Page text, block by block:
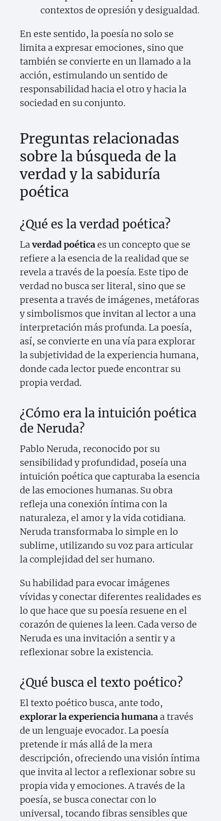
contextos de opresión y desigualdad.
En este sentido, la poesía no solo se
limita a expresar emociones, sino que
también se convierte en un llamado a la
acción, estimulando un sentido de
responsabilidad hacia el otro y hacia la
sociedad en su conjunto.
Preguntas relacionadas
sobre la búsqueda de la
verdad y la sabiduría
poética
¿Qué es la verdad poética?
Laverdad poéticaes un concepto que se
refiere a la esencia de la realidad que se
revela a través de la poesía. Este tipo de
verdad no busca ser literal, sino que se
presenta a través de imágenes, metáforas
y simbolismos que invitan al lector a una
interpretación más profunda. La poesía,
así, se convierte en una vía para explorar
la subjetividad de la experiencia humana,
donde cada lector puede encontrar su
propia verdad.
¿Cómo era la intuición poética
de Neruda?
Pablo Neruda, reconocido por su
sensibilidad y profundidad, poseía una
intuición poética que capturaba la esencia
de las emociones humanas. Su obra
refleja una conexión íntima con la
naturaleza, el amor y la vida cotidiana.
Neruda transformaba lo simple en lo
sublime, utilizando su voz para articular
la complejidad del ser humano.
Su habilidad para evocar imágenes
vívidas y conectar diferentes realidades es
lo que hace que su poesía resuene en el
corazón de quienes la leen. Cada verso de
Neruda es una invitación a sentir y a
reflexionar sobre la existencia.
¿Qué busca el texto poético?
El texto poético busca, ante todo,
explorar la experiencia humana a través
de un lenguaje evocador. La poesía
pretende ir más allá de la mera
descripción, ofreciendo una visión íntima
que invita al lector a reflexionar sobre su
propia vida y emociones. A través de la
poesía, se busca conectar con lo
universal, tocando fibras sensibles que